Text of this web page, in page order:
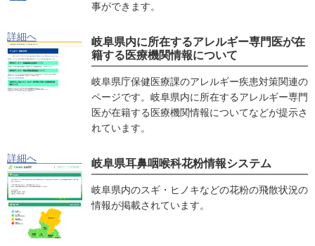
事ができます。
詳細へ
岐阜県内に所在するアレルギー専門医が在
籍する医療機関情報について
岐阜県庁保健医療課のアレルギー疾患対策関連の
ページです。岐阜県内に所在するアレルギー専門
医が在籍する医療機関情報についてなどが提示さ
れています。
詳細へ 岐阜県耳鼻咽喉科花粉情報システム
岐阜県内のスギ・ヒノキなどの花粉の飛散状況の
情報が掲載されています。